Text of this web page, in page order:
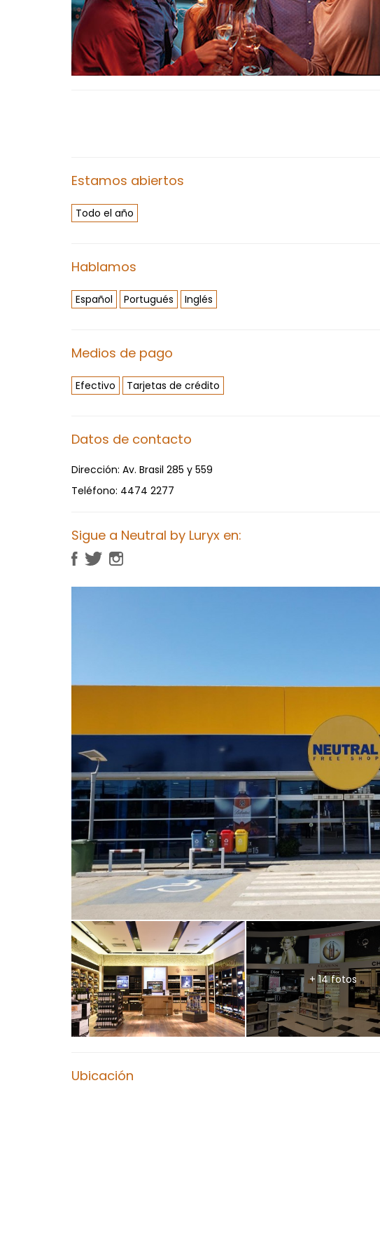
Estamos abiertos
Todo el año
Hablamos
Español Portugués Inglés
Medios de pago
Efectivo Tarjetas de crédito
Datos de contacto
Dirección: Av. Brasil 285 y 559
Teléfono: 4474 2277
Sigue a Neutral by Luryx en:
+ 14 fotos
Ubicación